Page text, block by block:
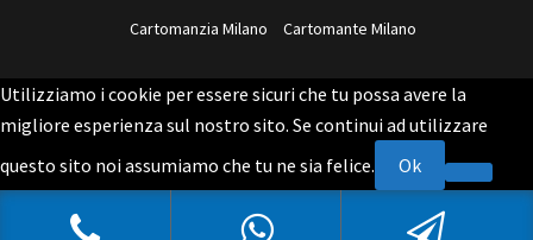
Cartomanzia Milano
Cartomante Milano
Utilizziamo i cookie per essere sicuri che tu possa avere la
migliore esperienza sul nostro sito. Se continui ad utilizzare
questo sito noi assumiamo che tu ne sia felice.
Ok